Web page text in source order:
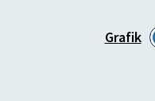
Grafik